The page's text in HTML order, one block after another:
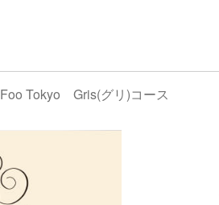
Foo Tokyo Gris(グリ)コース